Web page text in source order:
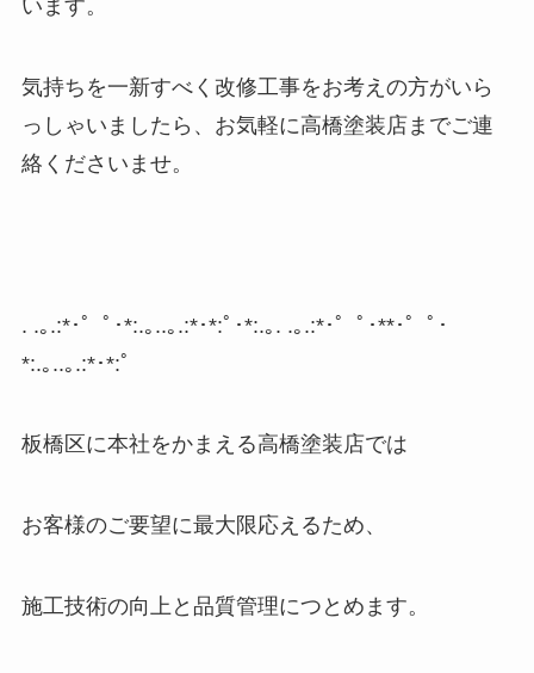
います。
気持ちを一新すべく改修工事をお考えの方がいら
っしゃいましたら、お気軽に高橋塗装店までご連
絡くださいませ。
. .｡ .:*･゜ﾟ･*:.｡ ..｡ .:*･*:ﾟ･*:.｡ . .｡ .:*･゜ﾟ･**･゜ﾟ･
*:.｡ ..｡ .:*･*:ﾟ
板橋区に本社をかまえる高橋塗装店では
お客様のご要望に最大限応えるため、
施工技術の向上と品質管理につとめます。